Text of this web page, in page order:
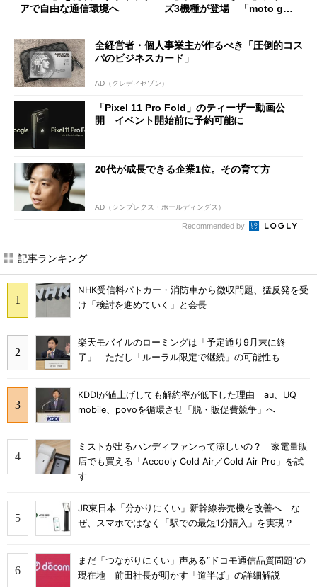
アで自由な通信環境へ
ズ3機種が登場 「moto g37
全経営者・個人事業主が作るべき「圧倒的コス
パのビジネスカード」
AD（クレディセゾン）
「Pixel 11 Pro Fold」のティーザー動画公
開 イベント開始前に予約可能に
20代が成長できる企業1位。その育て方
AD（シンプレクス・ホールディングス）
Recommended by
記事ランキング
NHK受信料パトカー・消防車から徴収問題、猛反発を受
け「検討を進めていく」と会長
楽天モバイルのローミングは「予定通り9月末に終
了」 ただし「ルーラル限定で継続」の可能性も
KDDIが値上げしても解約率が低下した理由 au、UQ
mobile、povoを循環させ「脱・販促費競争」へ
ミストが出るハンディファンって涼しいの？ 家電量販
店でも買える「Aecooly Cold Air／Cold Air Pro」を試
す
JR東日本「分かりにくい」新幹線券売機を改善へ な
ぜ、スマホではなく「駅での最短1分購入」を実現？
まだ「つながりにくい」声ある“ドコモ通信品質問題”の
現在地 前田社長が明かす「道半ば」の詳細解説